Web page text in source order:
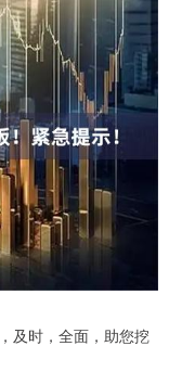
时，全面，助您挖